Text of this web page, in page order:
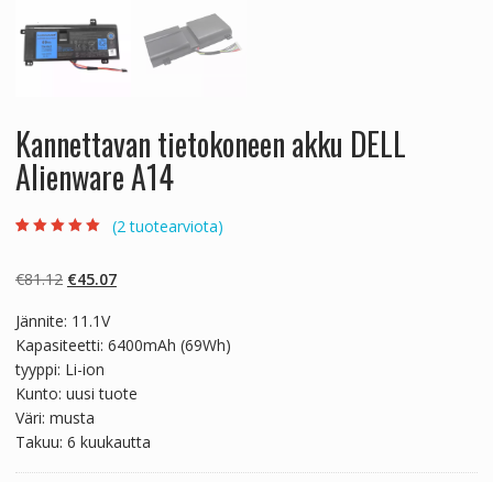
Kannettavan tietokoneen akku DELL
Alienware A14
asiakkaan
(2tuotearviota)
€81.12 Alkuperäinen
oli:
€81.12.
€45.07Nykyinen
€45.07.
Jännite: 11.1V
Kapasiteetti: 6400mAh (69Wh)
tyyppi: Li-ion
Kunto: uusi tuote
Väri: musta
Takuu: 6 kuukautta